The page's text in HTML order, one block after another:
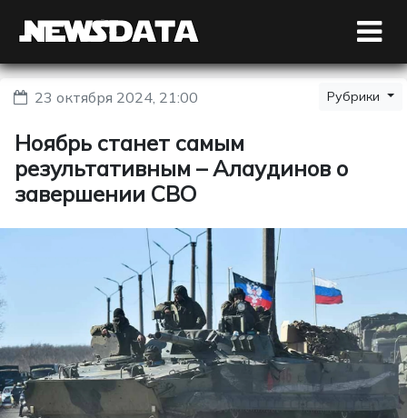
23 октября 2024, 21:00 Рубрики
Ноябрь станет самым
результативным – Алаудинов о
завершении СВО